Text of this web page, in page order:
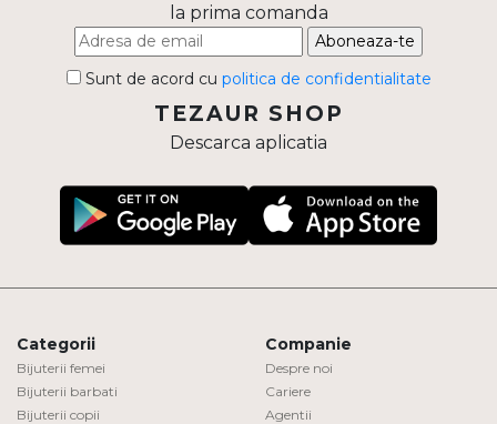
la prima comanda
Aboneaza-te
Sunt de acord cu politica de confidentialitate
TEZAUR SHOP
Descarca aplicatia
Categorii
Bijuterii femei
Bijuterii barbati
Bijuterii copii
Companie
Despre noi
Cariere
Agentii